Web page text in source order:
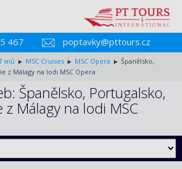
467 poptavky@pttours.cz
snů MSC Cruises MSC Opera
Španělsko,
z Málagy na lodi MSC Opera
Španělsko, Portugalsko,
z Málagy na lodi MSC